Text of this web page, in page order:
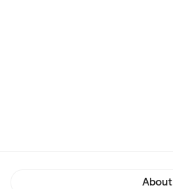
About